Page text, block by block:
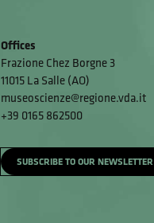
Offices
Frazione Chez Borgne 3
11015 La Salle (AO)
museoscienze@regione.vda.it
+39 0165 862500
SUBSCRIBE TO OUR NEWSLETTER